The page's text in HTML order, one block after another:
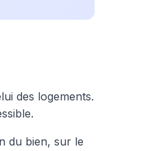
des logements.
du bien, sur le